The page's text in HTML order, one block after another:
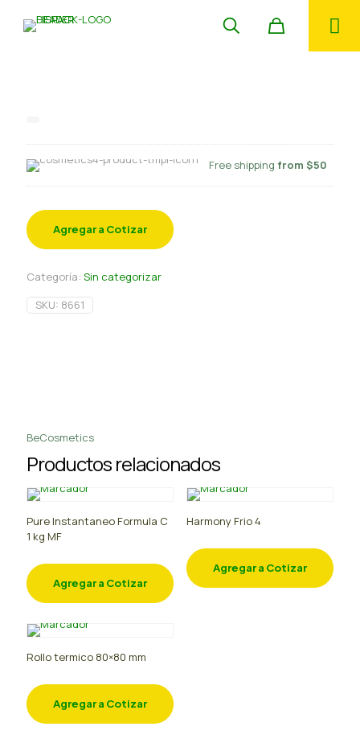
Free shipping from $50
Agregar a Cotizar
Categoría: Sin categorizar
SKU: 8661
BeCosmetics
Productos relacionados
Pure Instantaneo Formula C
1 kg MF
Agregar a Cotizar
Harmony Frio 4
Agregar a Cotizar
Rollo termico 80×80 mm
Agregar a Cotizar